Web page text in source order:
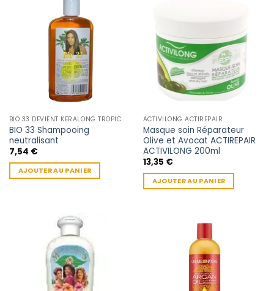
BIO 33 DEVIENT KERALONG TROPIC
BIO 33 Shampooing
neutralisant
7,54 €
AJOUTER AU PANIER
ACTIVILONG ACTIREPAIR
Masque soin Réparateur
Olive et Avocat ACTIREPAIR
ACTIVILONG 200ml
13,35 €
AJOUTER AU PANIER